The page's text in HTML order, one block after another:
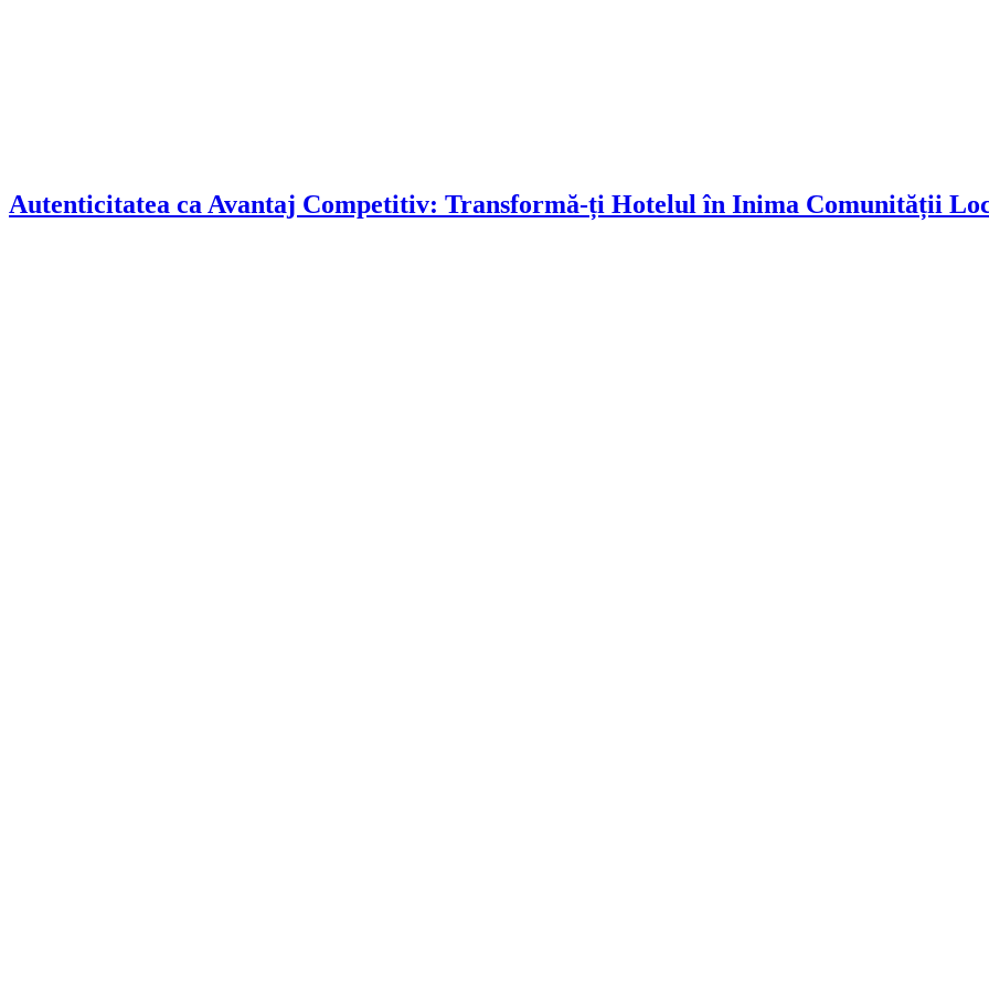
Autenticitatea ca Avantaj Competitiv: Transformă-ți Hotelul în Inima Comunității